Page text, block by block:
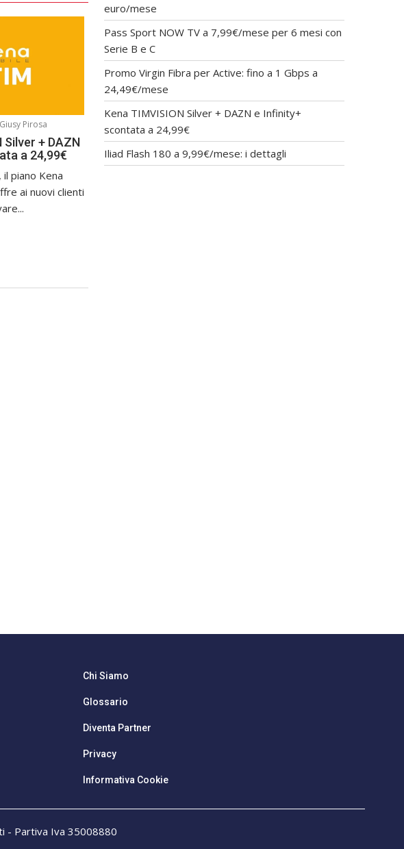
Giusy Pirosa
Silver + DAZN
a 24,99€
il piano Kena
ai nuovi clienti
euro/mese
Pass Sport NOW TV a 7,99€/mese per 6 mesi con
Serie B e C
Promo Virgin Fibra per Active: fino a 1 Gbps a
24,49€/mese
Kena TIMVISION Silver + DAZN e Infinity+
scontata a 24,99€
Iliad Flash 180 a 9,99€/mese: i dettagli
Chi Siamo
Glossario
Diventa Partner
Privacy
Informativa Cookie
- Partiva Iva 35008880